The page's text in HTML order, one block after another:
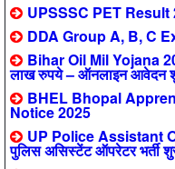
UPSSSC PET Result
DDA Group A, B, C
Bihar Oil Mil Yojana
लाख रुपये – ऑनलाइन आवेदन
BHEL Bhopal
Notice 2025
UP Police Assistant
पुलिस असिस्टेंट ऑपरेटर भर्ती